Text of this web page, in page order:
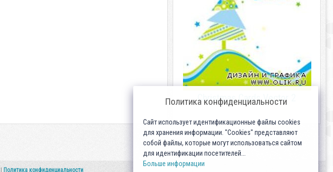
Christmas Cards Vector 2
Политика конфиденциальности
Политика конфиденциальности
Сайт использует идентификационные файлы cookies
для хранения информации. "Cookies" представляют
собой файлы, которые могут использоваться сайтом
для идентификации посетителей...
Больше информации